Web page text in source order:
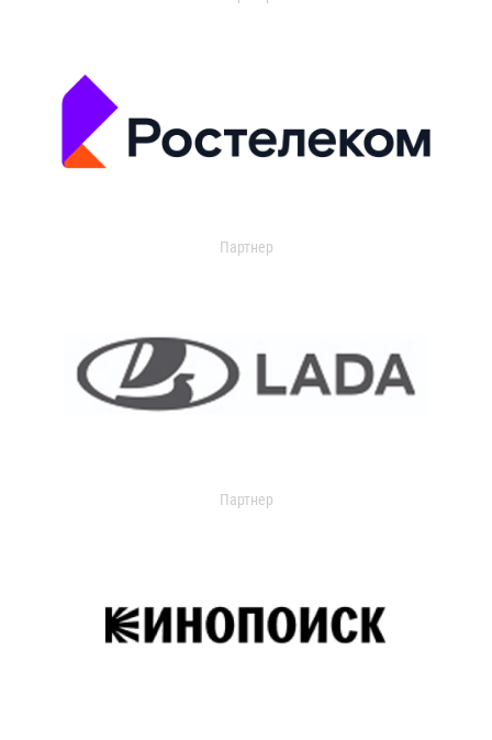
Партнер
Партнер